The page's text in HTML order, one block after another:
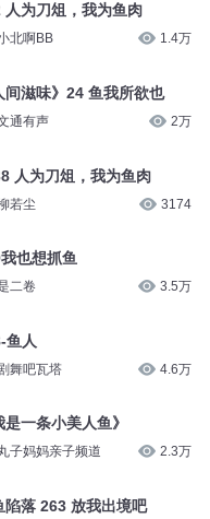
人为刀俎，我为鱼肉
北啊BB 1.4万
间滋味》24 鱼我所欲也
通有声 2万
人为刀俎，我为鱼肉
若尘 3174
也想抓鱼
二卷 3.5万
鱼人
舞吧瓦塔 4.6万
是一条小美人鱼》
子妈妈亲子频道 2.3万
陷落 263 放我出境吧